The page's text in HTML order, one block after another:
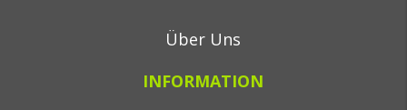
Über Uns
INFORMATION